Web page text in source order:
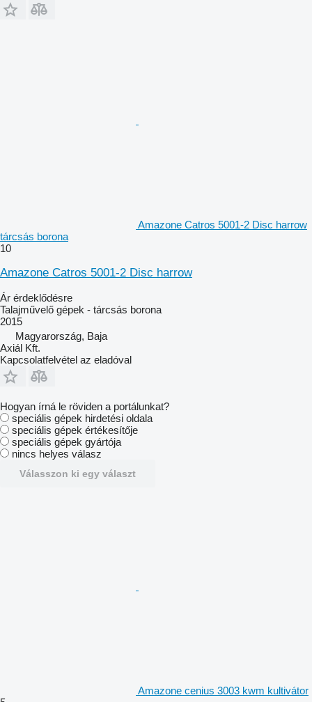
Amazone Catros 5001-2 Disc harrow
tárcsás borona
10
Amazone Catros 5001-2 Disc harrow
Ár érdeklődésre
Talajművelő gépek - tárcsás borona
2015
Magyarország, Baja
Axiál Kft.
Kapcsolatfelvétel az eladóval
Hogyan írná le röviden a portálunkat?
speciális gépek hirdetési oldala
speciális gépek értékesítője
speciális gépek gyártója
nincs helyes válasz
Válasszon ki egy választ
Amazone cenius 3003 kwm kultivátor